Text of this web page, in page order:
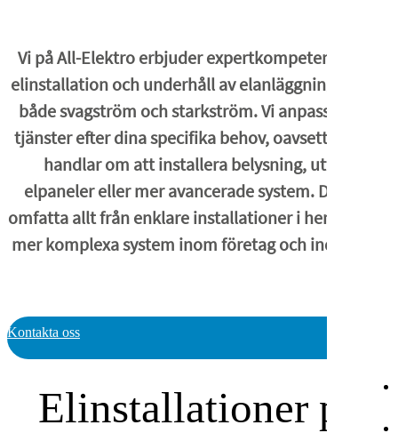
Vi på All-Elektro erbjuder expertkompetens inom
elinstallation och underhåll av elanläggningar med
både svagström och starkström. Vi anpassar våra
tjänster efter dina specifika behov, oavsett om det
handlar om att installera belysning, uttag,
elpaneler eller mer avancerade system. Det kan
omfatta allt från enklare installationer i hemmet till
mer komplexa system inom företag och industrier.
Kontakta oss
Elinstallationer på